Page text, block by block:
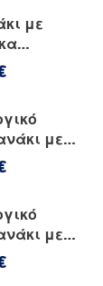
με
&
με
&
με